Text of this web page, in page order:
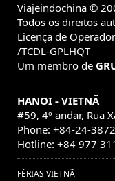
Viajeindochina ©
Todos os direitos
Licença de
/TCDL-GPLHQT
Um membro de
HANOI - VIETNÃ
#59, 4º andar, Rua
Phone: +84-24-
Hotline: +84 977
FÉRIAS VIETNÃ